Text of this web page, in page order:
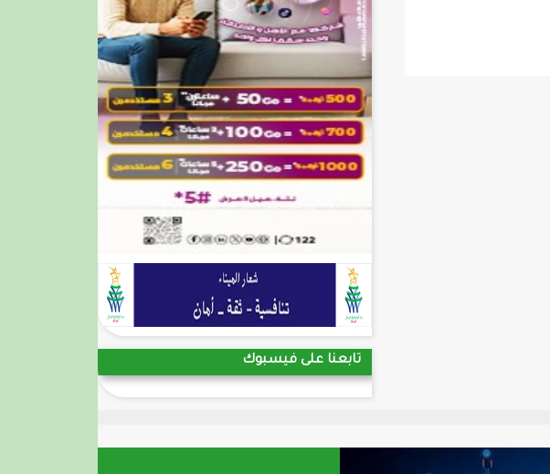
تابعنا على فيسبوك